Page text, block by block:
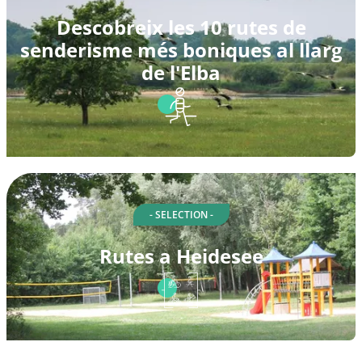
Descobreix les 10 rutes de
senderisme més boniques al llarg
de l'Elba
- SELECTION -
Rutes a Heidesee